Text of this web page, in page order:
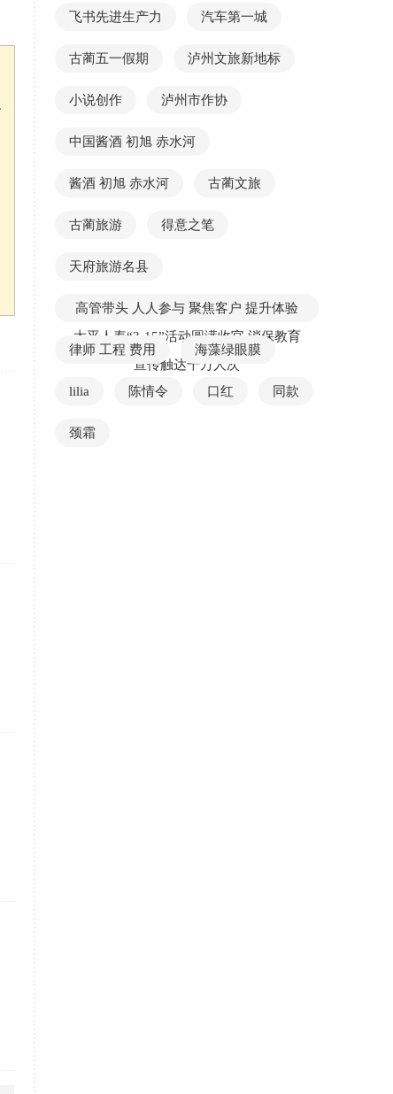
飞书先进生产力 汽车第一城
古蔺五一假期 泸州文旅新地标
小说创作 泸州市作协
中国酱酒 初旭 赤水河
酱酒 初旭 赤水河 古蔺文旅
古蔺旅游 得意之笔
天府旅游名县
高管带头 人人参与 聚焦客户 提升体验
太平人寿“3·15”活动圆满收官 消保教育
宣传触达千万人次
律师 工程 费用 海藻绿眼膜
lilia 陈情令 口红 同款
颈霜